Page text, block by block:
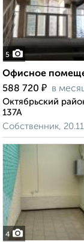
5
Офисное
588 720 ₽ в
Октябрьский
137А
Собственник,
4